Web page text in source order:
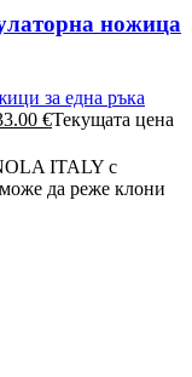
ножица
за една ръка
€Текущата цена
ITALY с
да реже клони